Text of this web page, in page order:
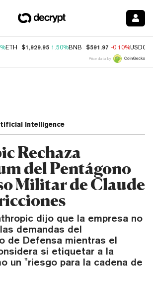
ETH $1,929.95 1.50%BNB $591.97 -0.10%USDC
Price data by
Intelligence
Rechaza
del Pentágono
Militar de Claude
dijo que la empresa no
demandas del
de Defensa mientras el
si etiquetar a la
un "riesgo para la cadena de